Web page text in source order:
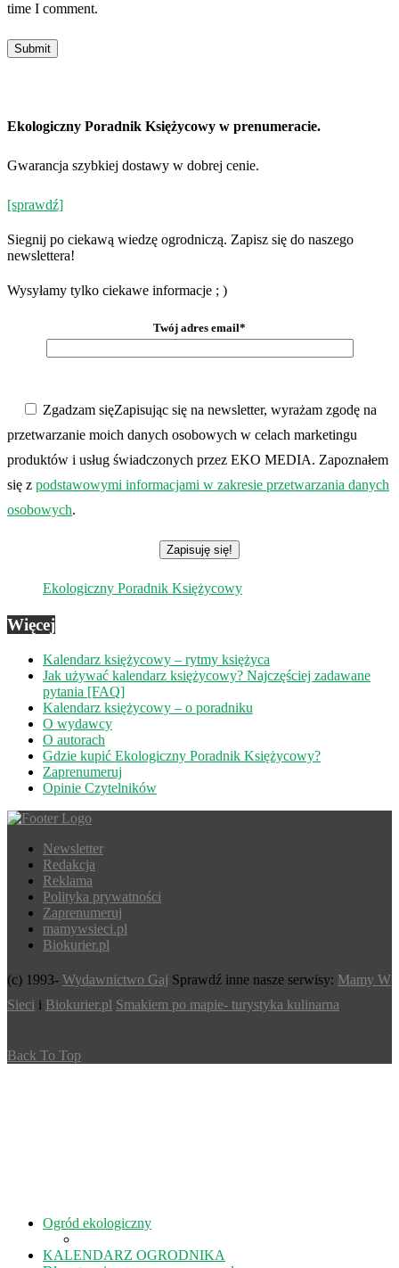
time I comment.
Ekologiczny Poradnik Księżycowy w prenumeracie.
Gwarancja szybkiej dostawy w dobrej cenie.
[sprawdź]
Siegnij po ciekawą wiedzę ogrodniczą. Zapisz się do naszego
newslettera!
Wysyłamy tylko ciekawe informacje ; )
Twój adres email*
Zgadzam sięZapisując się na newsletter, wyrażam zgodę na
przetwarzanie moich danych osobowych w celach marketingu
produktów i usług świadczonych przez EKO MEDIA. Zapoznałem
się z podstawowymi informacjami w zakresie przetwarzania danych
osobowych.
Ekologiczny Poradnik Księżycowy
Więcej
Kalendarz księżycowy – rytmy księżyca
Jak używać kalendarz księżycowy? Najczęściej zadawane
pytania [FAQ]
Kalendarz księżycowy – o poradniku
O wydawcy
O autorach
Gdzie kupić Ekologiczny Poradnik Księżycowy?
Zaprenumeruj
Opinie Czytelników
Newsletter
Redakcja
Reklama
Polityka prywatności
Zaprenumeruj
mamywsieci.pl
Biokurier.pl
(c) 1993- Wydawnictwo Gaj Sprawdź inne nasze serwisy: Mamy W
Sieci i Biokurier.pl Smakiem po mapie- turystyka kulinarna
Back To Top
Ogród ekologiczny
KALENDARZ OGRODNIKA